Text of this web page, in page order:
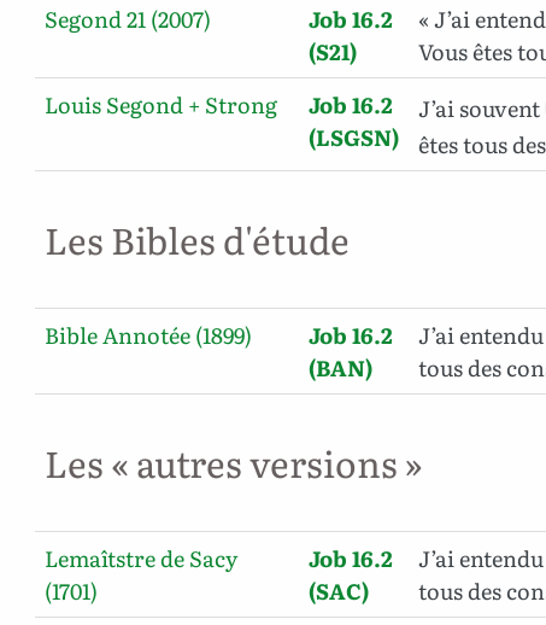
Segond 21 (2007)
Job 16.2
(S21)
« J’ai
Vous êtes
Louis Segond + Strong
Job 16.2
(LSGSN)
J’ai souvent
êtes tous des
Les Bibles d'étude
Bible Annotée (1899)
Job 16.2
(BAN)
J’ai
tous des
Les « autres versions »
Lemaîtstre de Sacy
(1701)
Job 16.2
(SAC)
J’ai
tous des